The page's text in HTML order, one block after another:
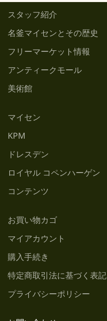
スタッフ紹介
名釜マイセンとその歴史
フリーマーケット情報
アンティークモール
美術館
マイセン
KPM
ドレスデン
ロイヤル コペンハーゲン
コンテンツ
お買い物カゴ
マイアカウント
購入手続き
特定商取引法に基づく表記
プライバシーポリシー